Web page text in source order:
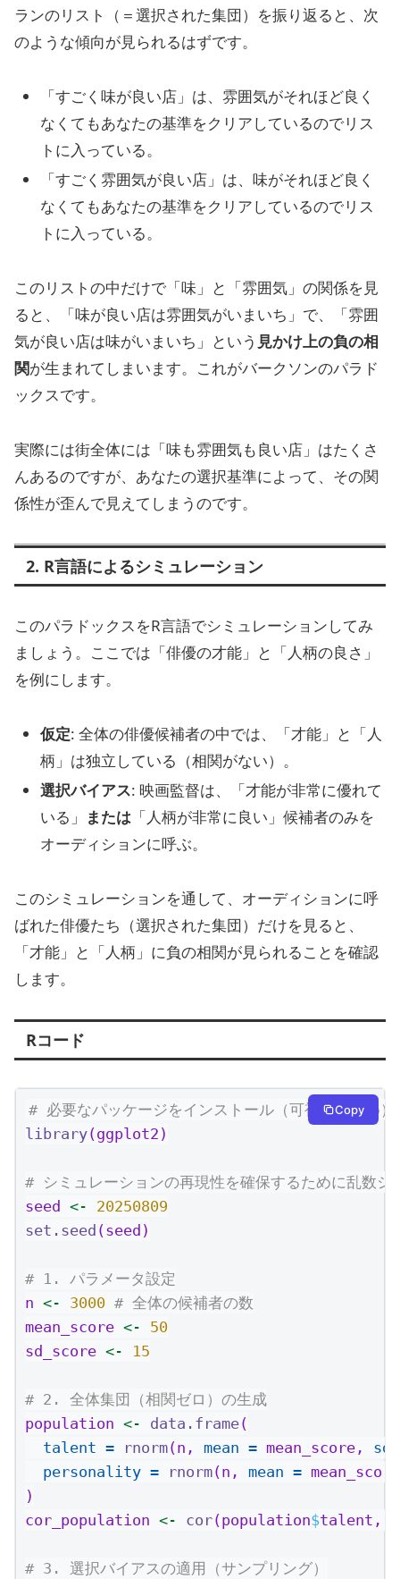
ランのリスト（＝選択された集団）を振り返ると、次
のような傾向が見られるはずです。
「すごく味が良い店」は、雰囲気がそれほど良く
なくてもあなたの基準をクリアしているのでリス
トに入っている。
「すごく雰囲気が良い店」は、味がそれほど良く
なくてもあなたの基準をクリアしているのでリス
トに入っている。
このリストの中だけで「味」と「雰囲気」の関係を見
ると、「味が良い店は雰囲気がいまいち」で、「雰囲
気が良い店は味がいまいち」という 見かけ上の負の相
関が生まれてしまいます。これがバークソンのパラド
ックスです。
実際には街全体には「味も雰囲気も良い店」はたくさ
んあるのですが、あなたの選択基準によって、その関
係性が歪んで見えてしまうのです。
2. R言語によるシミュレーション
このパラドックスをR言語でシミュレーションしてみ
ましょう。ここでは「俳優の才能」と「人柄の良さ」
を例にします。
仮定: 全体の俳優候補者の中では、「才能」と「人
柄」は独立している（相関がない）。
選択バイアス: 映画監督は、「才能が非常に優れて
いる」 または 「人柄が非常に良い」候補者のみを
オーディションに呼ぶ。
このシミュレーションを通して、オーディションに呼
ばれた俳優たち（選択された集団）だけを見ると、
「才能」と「人柄」に負の相関が見られることを確認
します。
Rコード
# 必要なパッケージをインストール（可視化のため）
library(ggplot2)
# シミュレーションの再現性を確保するために乱数シ
seed <-
20250809
set.seed (seed)
# 1. パラメータ設定
n <- 3000 # 全体の候補者の数
mean_score <-
50
sd_score <- 15
# 2. 全体集団（相関ゼロ）の生成
population <- data.frame(
talent =
rnorm(n, mean = mean_score, sd
personality =
rnorm(n, mean =
)
cor_population <- cor(population$talent,
# 3. 選択バイアスの適用（サンプリング）
Copy